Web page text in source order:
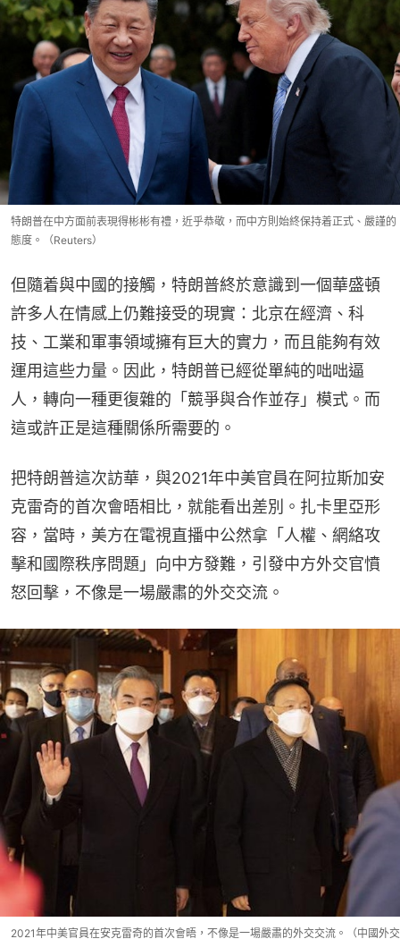
特朗普在中方面前表現得彬彬有禮，近乎恭敬，而中方則始終保持着正式、嚴謹的
態度。（Reuters）
但隨着與中國的接觸，特朗普終於意識到一個華盛頓
許多人在情感上仍難接受的現實：北京在經濟、科
技、工業和軍事領域擁有巨大的實力，而且能夠有效
運用這些力量。因此，特朗普已經從單純的咄咄逼
人，轉向一種更復雜的「競爭與合作並存」模式。而
這或許正是這種關係所需要的。
把特朗普這次訪華，與2021年中美官員在阿拉斯加安
克雷奇的首次會晤相比，就能看出差別。扎卡里亞形
容，當時，美方在電視直播中公然拿「人權、網絡攻
擊和國際秩序問題」向中方發難，引發中方外交官憤
怒回擊，不像是一場嚴肅的外交交流。
2021年中美官員在安克雷奇的首次會晤，不像是一場嚴肅的外交交流。（中國外交